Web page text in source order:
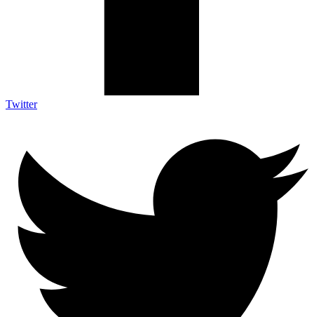
Twitter